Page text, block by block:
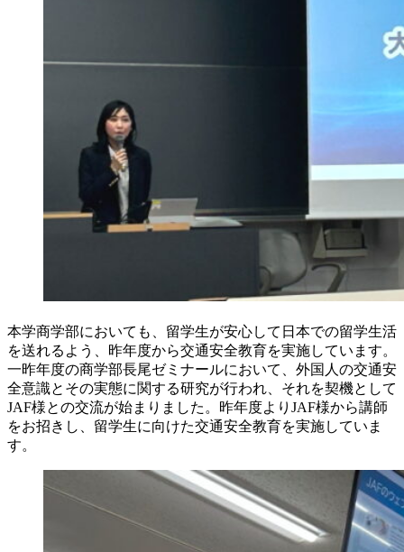
本学商学部においても、留学生が安心して日本での留学生活
を送れるよう、昨年度から交通安全教育を実施しています。
一昨年度の商学部長尾ゼミナールにおいて、外国人の交通安
全意識とその実態に関する研究が行われ、それを契機として
JAF様との交流が始まりました。昨年度よりJAF様から講師
をお招きし、留学生に向けた交通安全教育を実施していま
す。